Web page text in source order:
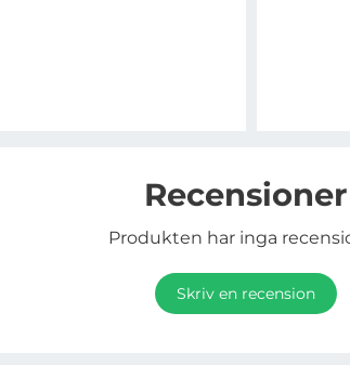
Recensioner
Produkten har inga
Skriv en recension